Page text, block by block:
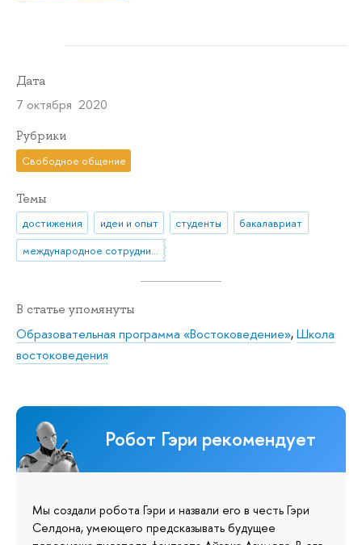
Дата
7 октября 2020
Рубрики
Свободное общение
Темы
достижения идеи и опыт студенты
бакалавриат
международное сотрудничество
В статье упомянуты
Образовательная программа «Востоковедение»,Школа
востоковедения
Робот Гэри рекомендует
Мы создали робота Гэри и назвали его в честь Гэри
Селдона, умеющего предсказывать будущее